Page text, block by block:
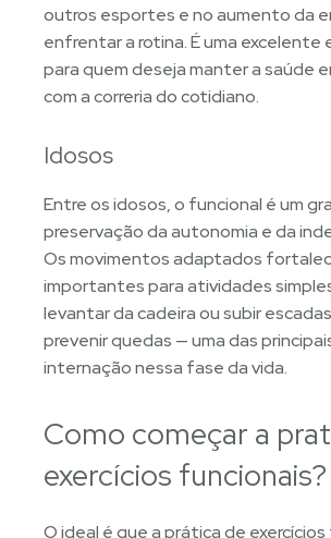
outros esportes e no aumento da
enfrentar a rotina. É uma
para quem deseja manter a saúde
com a correria do cotidiano.
Idosos
Entre os idosos, o funcional é um
preservação da autonomia e da
Os movimentos adaptados
importantes para atividades
levantar da cadeira ou subir
prevenir quedas — uma das
internação nessa fase da vida.
Como começar a
exercícios funcionais?
O ideal é que a prática de